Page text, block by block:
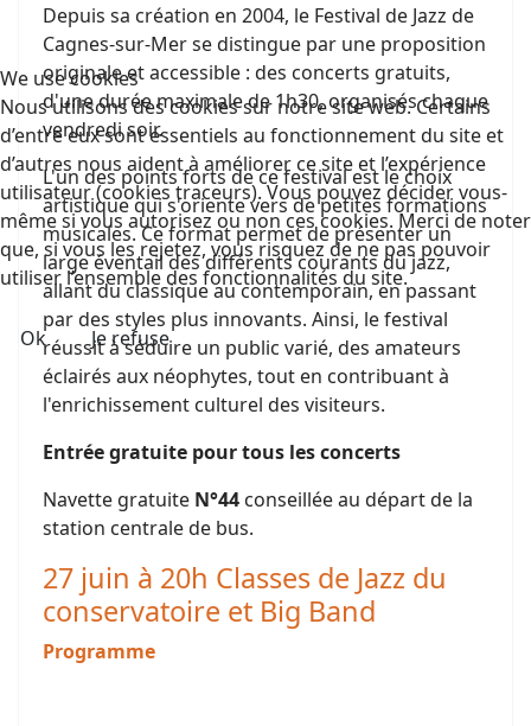
Depuis sa création en 2004, le Festival de Jazz de
Cagnes-sur-Mer se distingue par une proposition
originale et accessible : des concerts gratuits,
d'une durée maximale de 1h30, organisés chaque
vendredi soir.
L'un des points forts de ce festival est le choix
artistique qui s'oriente vers de petites formations
musicales. Ce format permet de présenter un
large éventail des différents courants du jazz,
allant du classique au contemporain, en passant
par des styles plus innovants. Ainsi, le festival
réussit à séduire un public varié, des amateurs
éclairés aux néophytes, tout en contribuant à
l'enrichissement culturel des visiteurs.
Entrée gratuite pour tous les concerts
Navette gratuite N°44 conseillée au départ de la
station centrale de bus.
27 juin à 20h Classes de Jazz du
conservatoire et Big Band
Programme
We use cookies
Nous utilisons des cookies sur notre site web. Certains
d’entre eux sont essentiels au fonctionnement du site et
d’autres nous aident à améliorer ce site et l’expérience
utilisateur (cookies traceurs). Vous pouvez décider vous-
même si vous autorisez ou non ces cookies. Merci de noter
que, si vous les rejetez, vous risquez de ne pas pouvoir
utiliser l’ensemble des fonctionnalités du site.
Ok Je refuse